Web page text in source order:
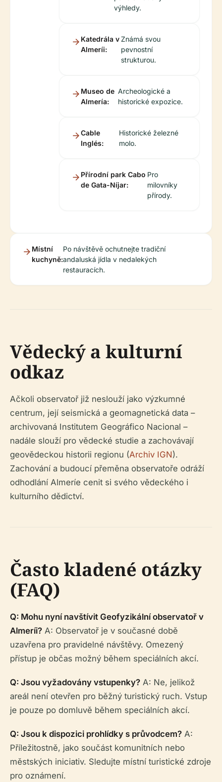
výhledy.
Katedrála v
Almeríi:
Známá svou
pevnostní
strukturou.
Museo de
Almería:
Archeologické a
historické expozice.
Cable
Inglés:
Historické železné
molo.
Přírodní park Cabo
de Gata-Níjar:
Pro
milovníky
přírody.
Místní
kuchyně:
Po návštěvě ochutnejte tradiční
andaluská jídla v nedalekých
restauracích.
Vědecký a kulturní
odkaz
Ačkoli observatoř již neslouží jako výzkumné
centrum, její seismická a geomagnetická data –
archivovaná Institutem Geográfico Nacional –
nadále slouží pro vědecké studie a zachovávají
geovědeckou historii regionu (Archiv IGN).
Zachování a budoucí přeměna observatoře odráží
odhodlání Almeríe cenit si svého vědeckého i
kulturního dědictví.
Často kladené otázky
(FAQ)
Q: Mohu nyní navštívit Geofyzikální observatoř v
Almeríi? A: Observatoř je v současné době
uzavřena pro pravidelné návštěvy. Omezený
přístup je občas možný během speciálních akcí.
Q: Jsou vyžadovány vstupenky? A: Ne, jelikož
areál není otevřen pro běžný turistický ruch. Vstup
je pouze po domluvě během speciálních akcí.
Q: Jsou k dispozici prohlídky s průvodcem? A:
Příležitostně, jako součást komunitních nebo
městských iniciativ. Sledujte místní turistické zdroje
pro oznámení.